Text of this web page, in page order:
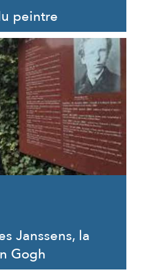
peintre
Janssens, la
Gogh